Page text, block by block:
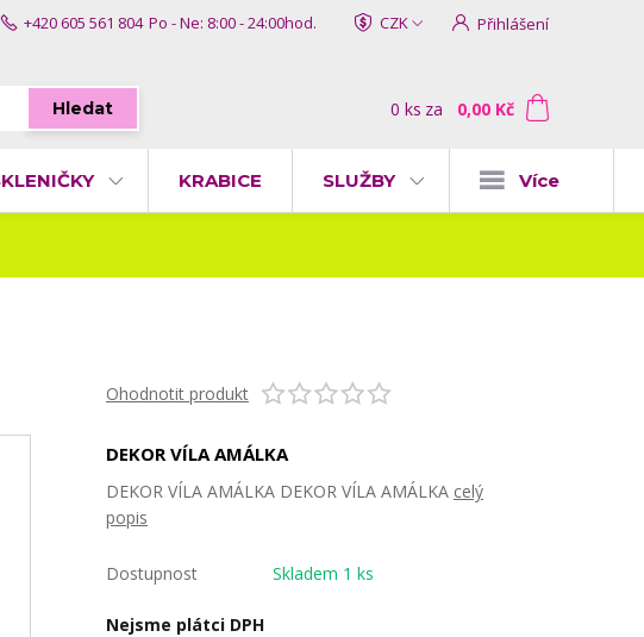
CZK Přihlášení
Hledat
+420 605 561 804 Po - Ne: 8:00 - 24:00hod.
0 ks za 0,00 Kč
KRABICE SLUŽBY Více
Ohodnotit produkt
DEKOR VÍLA AMÁLKA
DEKOR VÍLA AMÁLKA DEKOR VÍLA AMÁLKA celý
popis
Dostupnost Skladem 1 ks
Nejsme plátci DPH